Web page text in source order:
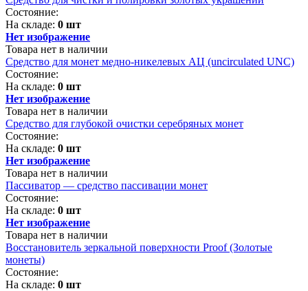
Состояние:
На складе: 0 шт
Нет изображение
Товара нет в наличии
Средство для монет медно-никелевых АЦ (uncirculated UNC)
Состояние:
На складе: 0 шт
Нет изображение
Товара нет в наличии
Средство для глубокой очистки серебряных монет
Состояние:
На складе: 0 шт
Нет изображение
Товара нет в наличии
Пассиватор — средство пассивации монет
Состояние:
На складе: 0 шт
Нет изображение
Товара нет в наличии
Восстановитель зеркальной поверхности Proof (Золотые
монеты)
Состояние:
На складе: 0 шт